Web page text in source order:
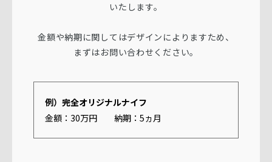
いたします。
金額や納期に関してはデザインによりますため、
まずはお問い合わせください。
例）完全オリジナルナイフ
金額：30万円 納期：5ヵ月